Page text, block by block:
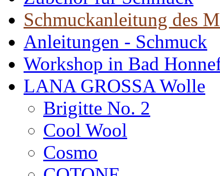
Schmuckanleitung des
Anleitungen - Schmuck
Workshop in Bad
LANA GROSSA Wolle
Brigitte No. 2
Cool Wool
Cosmo